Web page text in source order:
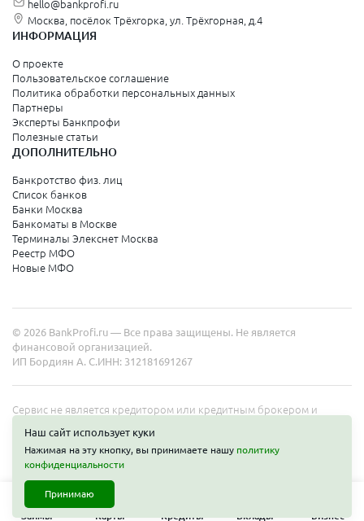
hello@bankprofi.ru
Москва, посёлок Трёхгорка, ул. Трёхгорная, д.4
ИНФОРМАЦИЯ
О проекте
Пользовательское соглашение
Политика обработки персональных данных
Партнеры
Эксперты Банкпрофи
Полезные статьи
ДОПОЛНИТЕЛЬНО
Банкротство физ. лиц
Список банков
Банки Москва
Банкоматы в Москве
Терминалы Элекснет Москва
Реестр МФО
Новые МФО
© 2026 BankProfi.ru — Все права защищены. Не является
финансовой организацией.
ИП Бордиян А. С.ИНН: 312181691267
Сервис не является кредитором или кредитным брокером и
на сайте не является публичной офертой. Полные условия услуг
уточняйте на сайте организаций.
Займы Карты Кредиты Вклады Бизнес
Наш сайт использует куки
Нажимая на эту кнопку, вы принимаете нашу политику
конфиденциальности
Принимаю